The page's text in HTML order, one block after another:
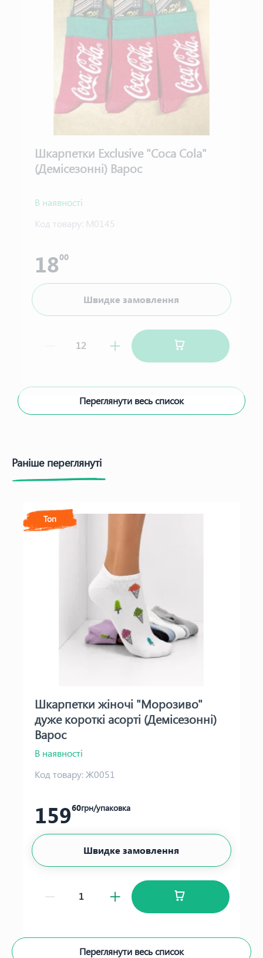
Шкарпетки Exclusive "Coca Cola"
(Демісезонні) Варос
В наявності
Код товару: М0145
1800
Швидке замовлення
Переглянути весь список
Раніше переглянуті
Топ
Шкарпетки жіночі "Морозиво"
дуже короткі асорті (Демісезонні)
Варос
В наявності
Код товару:Ж0051
15960грн/упаковка
Швидке замовлення
Переглянути весь список